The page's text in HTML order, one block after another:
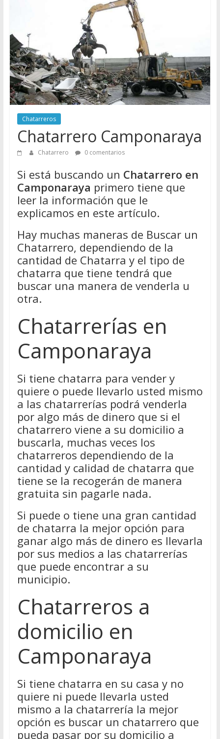
de
Chatarra
Directorio
de
para
vender
Chatarra
Chatarreros
Chatarrero Camponaraya
Chatarrero 0 comentarios
Si está buscando un Chatarrero en
Camponaraya primero tiene que
leer la información que le
explicamos en este artículo.
Hay muchas maneras de Buscar un
Chatarrero, dependiendo de la
cantidad de Chatarra y el tipo de
chatarra que tiene tendrá que
buscar una manera de venderla u
otra.
Chatarrerías en
Camponaraya
Si tiene chatarra para vender y
quiere o puede llevarlo usted mismo
a las chatarrerías podrá venderla
por algo más de dinero que si el
chatarrero viene a su domicilio a
buscarla, muchas veces los
chatarreros dependiendo de la
cantidad y calidad de chatarra que
tiene se la recogerán de manera
gratuita sin pagarle nada.
Si puede o tiene una gran cantidad
de chatarra la mejor opción para
ganar algo más de dinero es llevarla
por sus medios a las chatarrerías
que puede encontrar a su
municipio.
Chatarreros a
domicilio en
Camponaraya
Si tiene chatarra en su casa y no
quiere ni puede llevarla usted
mismo a la chatarrería la mejor
opción es buscar un chatarrero que
pueda pasar por su domicilio a